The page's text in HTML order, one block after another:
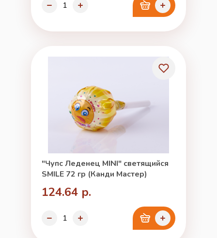
"Чупс Леденец MINI" светящийся
SMILE 72 гр (Канди Мастер)
124.64 р.